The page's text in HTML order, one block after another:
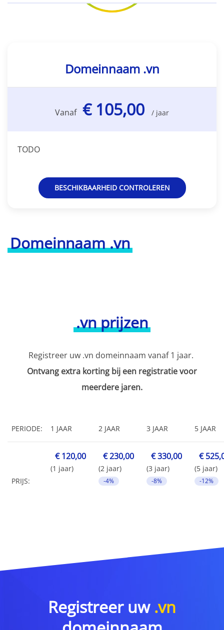
Domeinnaam .vn
Domeinnaam .vn
Vanaf € 105,00 / jaar
TODO
BESCHIKBAARHEID CONTROLEREN
.vn prijzen
Registreer uw .vn domeinnaam vanaf 1 jaar.
Ontvang extra korting bij een registratie voor
meerdere jaren.
PERIODE: 1 JAAR 2 JAAR 3 JAAR 5 JAAR
PRIJS:
€ 120,00
(1 jaar)
€ 230,00
(2 jaar)
-4%
€ 330,00
(3 jaar)
-8%
€
(5 jaar)
-12%
Registreer uw .vn